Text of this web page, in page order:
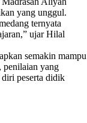
yang unggul.
ternyata
ujar Hilal
semakin mampu
penilaian yang
diri peserta didik